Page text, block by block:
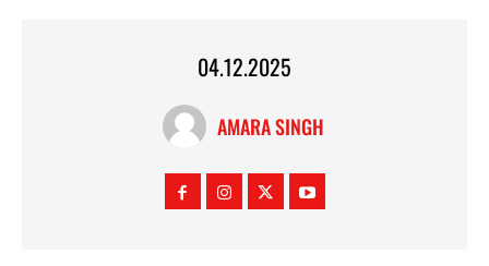
04.12.2025
AMARA SINGH